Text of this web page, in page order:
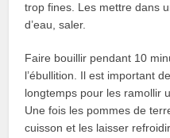
trop fines. Les mettre dans
d’eau, saler.
Faire bouillir pendant 10
l’ébullition. Il est important
longtemps pour les ramollir
Une fois les pommes de
cuisson et les laisser